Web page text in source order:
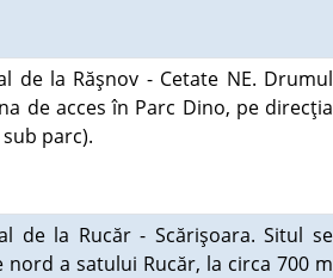
de la Răşnov - Cetate NE. Drumul
de acces în Parc Dino, pe direcţia
parc).
de la Rucăr - Scărişoara. Situl se
a satului Rucăr, la circa 700 m